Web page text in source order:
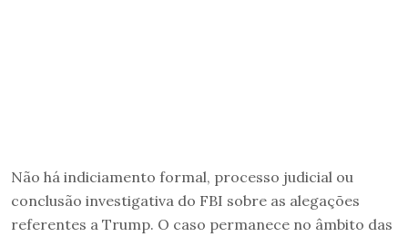
Não há indiciamento formal, processo judicial ou
conclusão investigativa do FBI sobre as alegações
referentes a Trump. O caso permanece no âmbito das